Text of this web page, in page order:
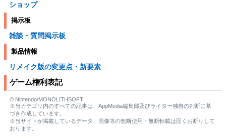
ショップ
掲示板
雑談・質問掲示板
製品情報
リメイク版の変更点・新要素
ゲーム権利表記
© Nintendo/MONOLITHSOFT
※当カテゴリ内のすべての記事は、AppMedia編集部及びライター独自の判断に基
づき作成しています。
※当サイトが掲載しているデータ、画像等の無断使用・無断転載は固くお断りして
おります。